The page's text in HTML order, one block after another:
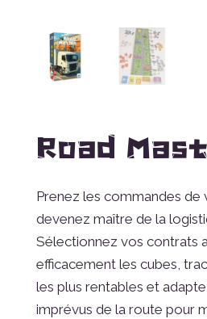
Road
Prenez les commandes
devenez maître de la
Sélectionnez vos contrats
efficacement les cubes,
les plus rentables et
imprévus de la route pour